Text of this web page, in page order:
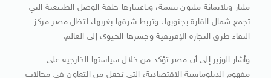
مليار وثلاثمائة مليون نسمة، وباعتبارها حلقة الوصل الطبيعية التي
تجمع شمال القارة بجنوبها، وتربط شرقها بغربها، لتظل مصر مركز
التقاء طرق التجارة الإفريقية وجسرها الحيوي إلى العالم.
وأشار الوزير إلى أن مصر تؤكد من خلال سياستها الخارجية على
مفهوم الدبلوماسية الاقتصادية، التي تجعل من التعاون في مجالات